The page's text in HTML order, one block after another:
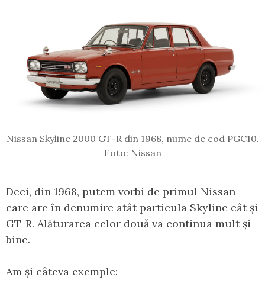
Nissan Skyline 2000 GT-R din 1968, nume de cod PGC10.
Foto: Nissan
Deci, din 1968, putem vorbi de primul Nissan
care are în denumire atât particula Skyline cât și
GT-R. Alăturarea celor două va continua mult și
bine.
Am și câteva exemple: